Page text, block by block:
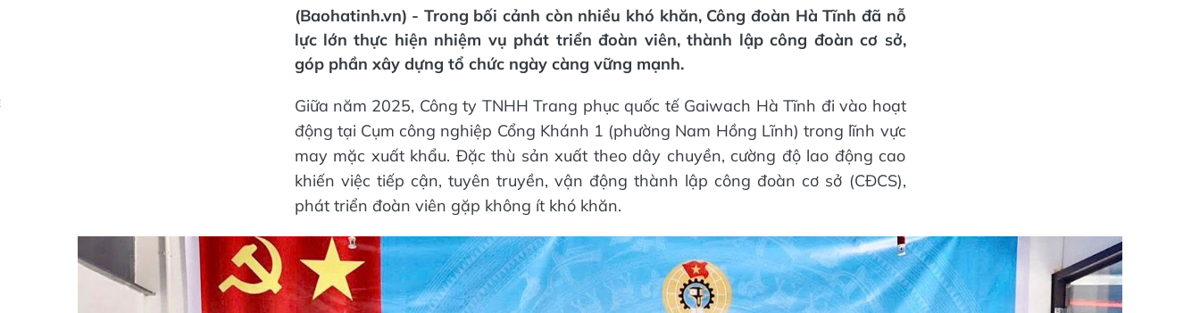
(Baohatinh.vn) - Trong bối cảnh còn nhiều khó khăn, Công đoàn Hà Tĩnh đã nỗ
lực lớn thực hiện nhiệm vụ phát triển đoàn viên, thành lập công đoàn cơ sở,
góp phần xây dựng tổ chức ngày càng vững mạnh.
Giữa năm 2025, Công ty TNHH Trang phục quốc tế Gaiwach Hà Tĩnh đi vào hoạt
động tại Cụm công nghiệp Cổng Khánh 1 (phường Nam Hồng Lĩnh) trong lĩnh vực
may mặc xuất khẩu. Đặc thù sản xuất theo dây chuyền, cường độ lao động cao
khiến việc tiếp cận, tuyên truyền, vận động thành lập công đoàn cơ sở (CĐCS),
phát triển đoàn viên gặp không ít khó khăn.